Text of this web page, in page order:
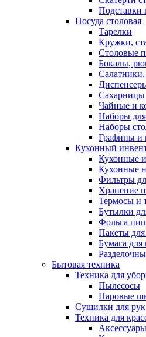
Подставки
Посуда столовая
Тарелки
Кружки,
Столовые
Бокалы,
Салатники,
Сахарницы
Чайные и
Наборы
Наборы
Графины и
Кухонный
Кухонные
Кухонные
Фильтры
Хранение
Термосы и
Бутылки
Фольга
Пакеты для
Бумага
Бытовая техника
Техника для
Пылесосы
Паровые
Сушилки для рук
Техника для